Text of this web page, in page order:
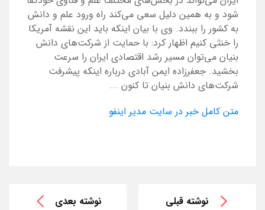
شود و به همین دلیل سعی می‌کند راه ورود علم و دانش
به کشور را ببندد. وی با بیان اینکه باید این نقشه آمریکا
را خنثی کنیم اظهار کرد: با حمایت از شرکت‌های دانش
بنیان می‌توان مسیر رشد اقتصادی ایران را سرعت
بخشید. جعفرزاده ایمن آبادی درباره اینکه پیشرفت
شرکت‌های دانش بنیان تا کنون ...
متن کامل خبر در سایت مدیر اینفو
نوشته قبلی نوشته بعدی